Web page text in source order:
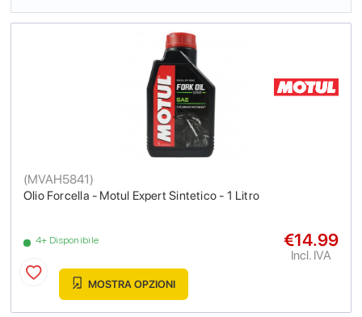
Olio Forcella - Motul Expert Sintetico - 1 Litro
(MVAH5841)
4+ Disponibile €14.99
Incl. IVA
MOSTRA OPZIONI